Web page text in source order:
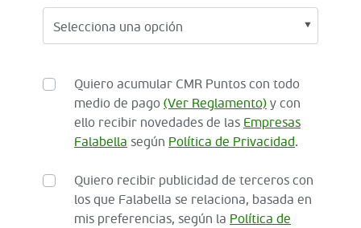
Quiero acumular CMR Puntos con todo
medio de pago (Ver Reglamento) y con
ello recibir novedades de las Empresas
Falabella según Política de Privacidad.
Quiero recibir publicidad de terceros con
los que Falabella se relaciona, basada en
mis preferencias, según la Política de